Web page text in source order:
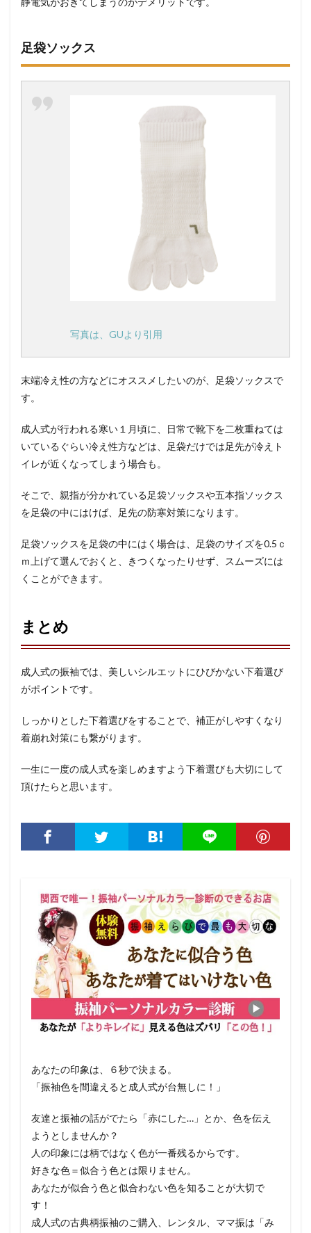
足袋ソックス
写真は、GUより引用
末端冷え性の方などにオススメしたいのが、足袋ソックスで
す。
成人式が行われる寒い１月頃に、日常で靴下を二枚重ねては
いているぐらい冷え性方などは、足袋だけでは足先が冷えト
イレが近くなってしまう場合も。
そこで、親指が分かれている足袋ソックスや五本指ソックス
を足袋の中にはけば、足先の防寒対策になります。
足袋ソックスを足袋の中にはく場合は、足袋のサイズを0.5ｃ
ｍ上げて選んでおくと、きつくなったりせず、スムーズには
くことができます。
まとめ
成人式の振袖では、美しいシルエットにひびかない下着選び
がポイントです。
しっかりとした下着選びをすることで、補正がしやすくなり
着崩れ対策にも繋がります。
一生に一度の成人式を楽しめますよう下着選びも大切にして
頂けたらと思います。
あなたの印象は、６秒で決まる。
「振袖色を間違えると成人式が台無しに！」
友達と振袖の話がでたら「赤にした…」とか、色を伝え
ようとしませんか？
人の印象には柄ではなく色が一番残るからです。
好きな色＝似合う色とは限りません。
あなたが似合う色と似合わない色を知ることが大切で
す！
成人式の古典柄振袖のご購入、レンタル、ママ振は「み